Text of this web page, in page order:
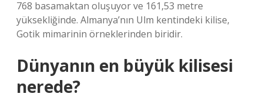
768 basamaktan oluşuyor ve 161,53 metre
yüksekliğinde. Almanya’nın Ulm kentindeki kilise,
Gotik mimarinin örneklerinden biridir.
Dünyanın en büyük kilisesi
nerede?